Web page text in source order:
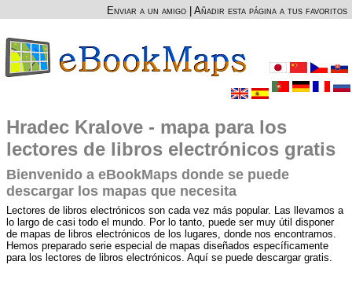
Enviar a un amigo Añadir esta página a tus favoritos
Hradec Kralove - mapa para los
lectores de libros electrónicos gratis
Bienvenido a eBookMaps donde se puede
descargar los mapas que necesita
Lectores de libros electrónicos son cada vez más popular. Las llevamos a
lo largo de casi todo el mundo. Por lo tanto, puede ser muy útil disponer
de mapas de libros electrónicos de los lugares, donde nos encontramos.
Hemos preparado serie especial de mapas diseñados específicamente
para los lectores de libros electrónicos. Aquí se puede descargar gratis.